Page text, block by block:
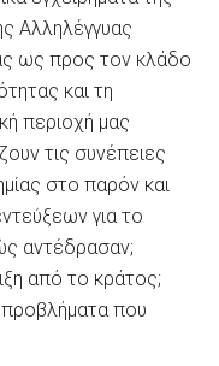
Αλληλέγγυας
ως προς τον κλάδο
και τη
περιοχή μας
τις συνέπειες
στο παρόν και
για το
αντέδρασαν;
από το κράτος;
που